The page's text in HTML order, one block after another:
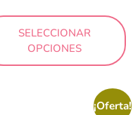
SELECCIONAR
OPCIONES
¡Oferta!